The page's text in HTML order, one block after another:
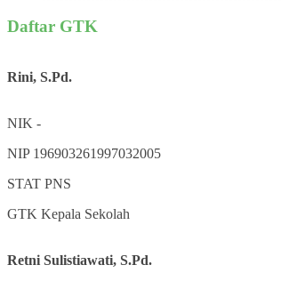
Daftar GTK
Rini, S.Pd.
NIK -
NIP 196903261997032005
STAT PNS
GTK Kepala Sekolah
Retni Sulistiawati, S.Pd.